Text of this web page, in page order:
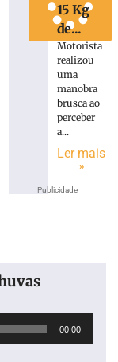
Publicidade
15 Kg
de...
Motorista
realizou
uma
manobra
brusca ao
perceber
a...
Ler mais
»
00:00